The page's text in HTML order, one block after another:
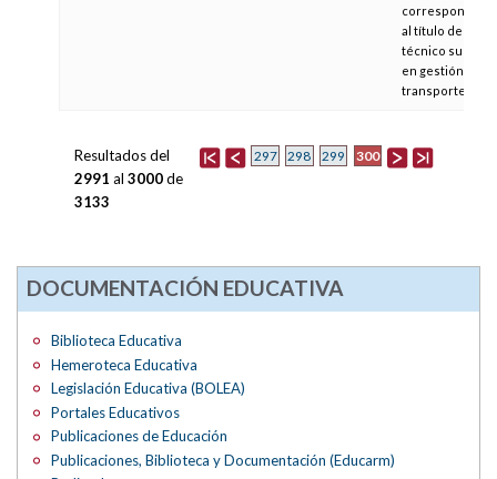
al título de
técnico
en gestión del
transporte
297 298 299 300
Resultados del
2991 al 3000de
3133
DOCUMENTACIÓN EDUCATIVA
Biblioteca Educativa
Hemeroteca Educativa
Legislación Educativa (BOLEA)
Portales Educativos
Publicaciones de Educación
Publicaciones, Biblioteca y Documentación (Educarm)